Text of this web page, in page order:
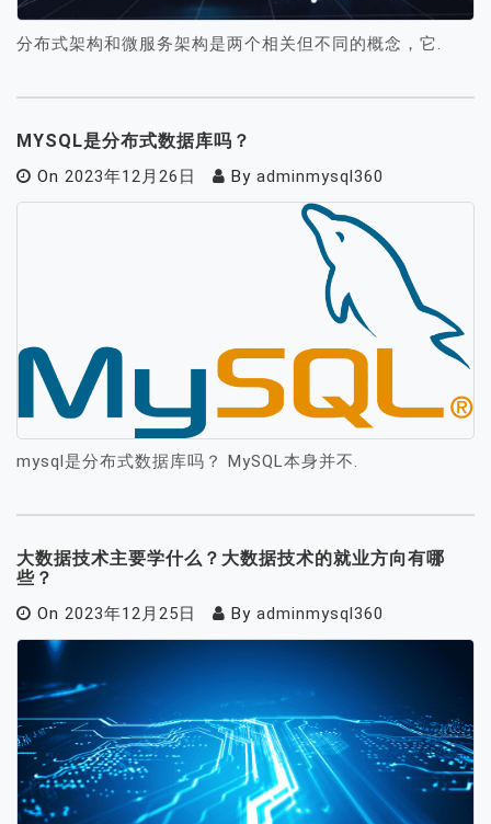
分布式架构和微服务架构是两个相关但不同的概念，它.
MYSQL是分布式数据库吗？
On 2023年12月26日 By adminmysql360
mysql是分布式数据库吗？ MySQL本身并不.
大数据技术主要学什么？大数据技术的就业方向有哪
些？
On 2023年12月25日 By adminmysql360